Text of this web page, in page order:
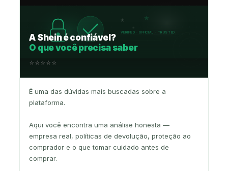
★ ★
VERIFIED · OFFICIAL · TRUSTED
A Shein é confiável?
O que você precisa saber
⭐⭐⭐⭐⭐
É uma das dúvidas mais buscadas sobre a
plataforma.
Aqui você encontra uma análise honesta —
empresa real, políticas de devolução, proteção ao
comprador e o que tomar cuidado antes de
comprar.